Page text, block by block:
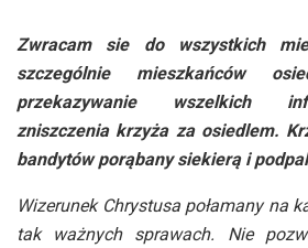
Zwracam sie do wszystkich
szczególnie mieszkańców
przekazywanie wszelkich
zniszczenia krzyża za osiedlem.
bandytów porąbany siekierą i
Wizerunek Chrystusa połamany na
tak ważnych sprawach. Nie